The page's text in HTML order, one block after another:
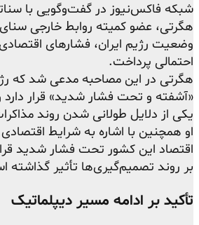
شبکه فاکس‌نیوز در گفت‌وگویی با
هگرتی، عضو کمیته روابط خارجی سنای
وضعیت رژیم ایران، فشارهای
احتمالی پرداخت.
هگرتی در این مصاحبه مدعی شد که
«آشفته و تحت فشار شدید» قرار
یکی از دلایل طولانی شدن روند
او همچنین با اشاره به شرایط
اقتصاد این کشور تحت فشار شدید
بر روند تصمیم‌گیری‌ها تأثیر گذاشته
تأکید بر ادامه مسیر دیپلماتیک